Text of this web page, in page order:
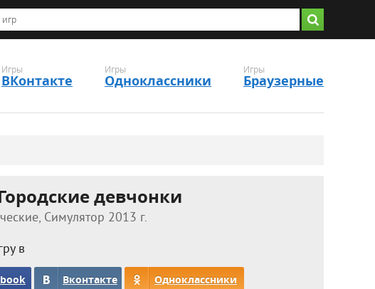
Игры
ВКонтакте
Игры
Одноклассники
Игры
Браузерные
девчонки
Симулятор 2013 г.
в
Вконтакте Одноклассники